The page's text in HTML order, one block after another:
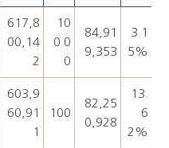
617,8
00,14
2
10
0.0
0
84,91
9,353
3.1
5%
603,9
60,91
1
100
82,25
0,928
13.
6
2%